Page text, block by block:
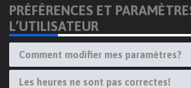
PRÉFÉRENCES ET
L’UTILISATEUR
Comment modifier mes paramètres?
Les heures ne sont pas correctes!